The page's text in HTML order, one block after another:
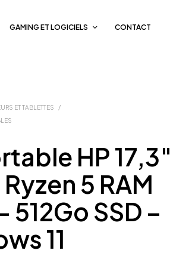
GAMING ET LOGICIELS CONTACT
ET TABLETTES
/
HP 17,3″
Ryzen 5 RAM
512Go SSD –
11